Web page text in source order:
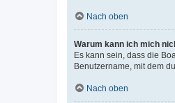
Nach oben
Warum kann ich mich
Es kann sein, dass die
Benutzername, mit dem
Nach oben